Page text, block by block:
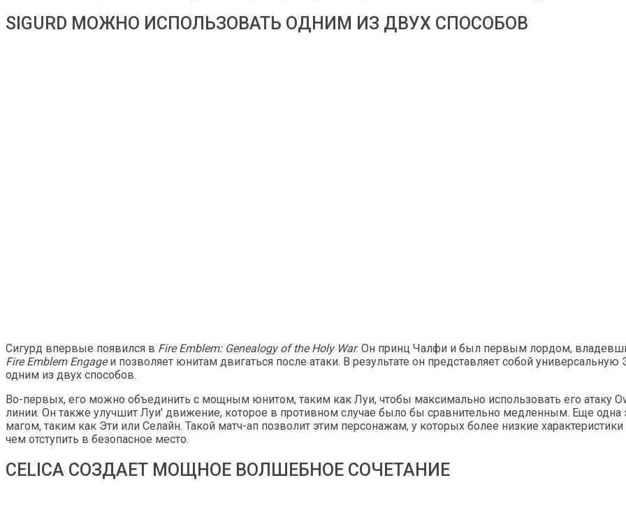
SIGURD МОЖНО ИСПОЛЬЗОВАТЬ ОДНИМ ИЗ ДВУХ СПОСОБОВ
Сигурд впервые появился в Fire Emblem: Genealogy of the Holy War. Он принц Чалфи и был первым лордом,
Fire Emblem Engageи позволяет юнитам двигаться после атаки. В результате он представляет собой
одним из двух способов.
Во-первых, его можно объединить с мощным юнитом, таким как Луи, чтобы максимально использовать его атаку
линии. Он также улучшит Луи' движение, которое в противном случае было бы сравнительно медленным. Еще одна
магом, таким как Эти или Селайн. Такой матч-ап позволит этим персонажам, у которых более низкие
чем отступить в безопасное место.
CELICA СОЗДАЕТ МОЩНОЕ ВОЛШЕБНОЕ СОЧЕТАНИЕ